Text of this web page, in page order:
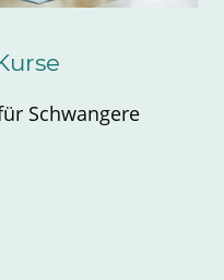
Schwangere